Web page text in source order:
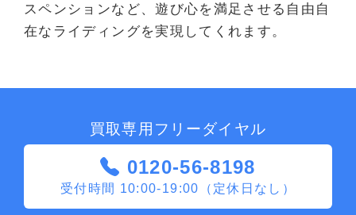
スペンションなど、遊び心を満足させる自由自
在なライディングを実現してくれます。
買取専用フリーダイヤル
0120-56-8198
受付時間 10:00-19:00（定休日なし）